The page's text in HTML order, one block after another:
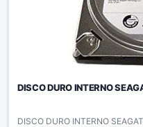
DISCO DURO INTERNO
DISCO DURO INTERNO